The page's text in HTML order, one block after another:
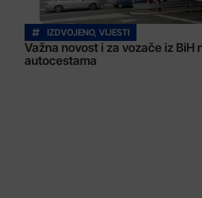
IZDVOJENO, VIJESTI
Važna novost i za vozače iz BiH
autocestama